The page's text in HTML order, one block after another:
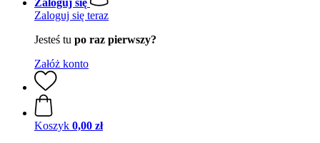
Zaloguj się
Zaloguj się teraz
Jesteś tu po raz pierwszy?
Załóż konto
Koszyk 0,00 zł